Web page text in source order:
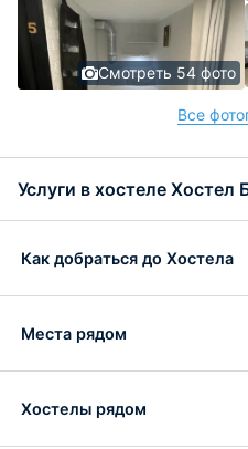
Смотреть 54 фото
Все
Услуги в хостеле Хостел
Как добраться до Хостела
Места рядом
Хостелы рядом